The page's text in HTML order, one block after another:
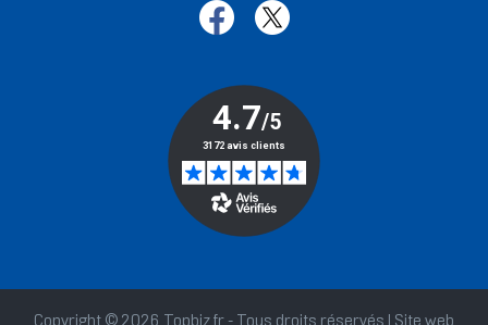
Copyright © 2026 Topbiz.fr - Tous droits réservés | Site web